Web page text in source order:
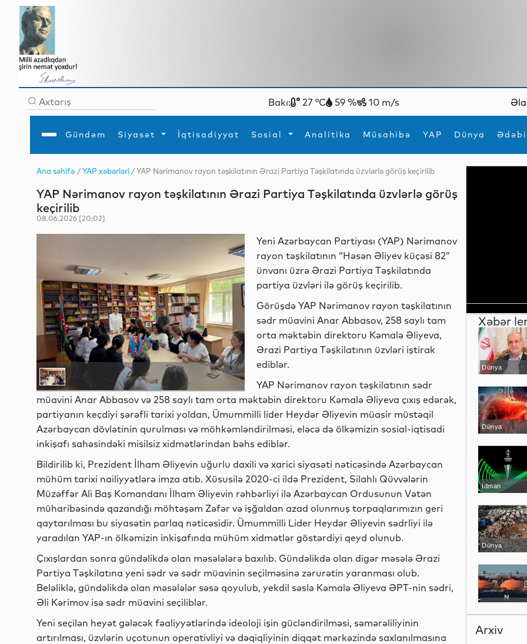
Bakı: 27 °C 59 % 10 m/s
Gündəm Siyasət İqtisadiyyat Sosial Analitika Müsahibə YAP Dünya
Gündəm
İqtisadiyyat
YAP
Analitika
Mədəniyyət
MEDİA
Xarici siyasətTurizm
Diaspor
İdmanYeni texnologiyalar
Ana səhifə /YAP xəbərləri / YAP Nərimanov rayon təşkilatının Ərazi Partiya Təşkilatında üzvlərlə görüş keçirilib
YAP Nərimanov rayon təşkilatının Ərazi Partiya Təşkilatında üzvlərlə görüş
keçirilib
08.06.2026 [20:02]
Yeni Azərbaycan Partiyası (YAP) Nərimanov
rayon təşkilatının “Həsən Əliyev küçəsi 82”
ünvanı üzrə Ərazi Partiya Təşkilatında
partiya üzvləri ilə görüş keçirilib.
Görüşdə YAP Nərimanov rayon təşkilatının
sədr müavini Anar Abbasov, 258 saylı tam
orta məktəbin direktoru Kəmalə Əliyeva,
Ərazi Partiya Təşkilatının üzvləri iştirak
ediblər.
YAP Nərimanov rayon təşkilatının sədr
müavini Anar Abbasov və 258 saylı tam orta məktəbin direktoru Kəmalə Əliyeva çıxış edərək,
partiyanın keçdiyi şərəfli tarixi yoldan, Ümummilli lider Heydər Əliyevin müasir müstəqil
Azərbaycan dövlətinin qurulması və möhkəmləndirilməsi, eləcə də ölkəmizin sosial-iqtisadi
inkişafı sahəsindəki misilsiz xidmətlərindən bəhs ediblər.
Bildirilib ki, Prezident İlham Əliyevin uğurlu daxili və xarici siyasəti nəticəsində Azərbaycan
mühüm tarixi nailiyyətlərə imza atıb. Xüsusilə 2020-ci ildə Prezident, Silahlı Qüvvələrin
Müzəffər Ali Baş Komandanı İlham Əliyevin rəhbərliyi ilə Azərbaycan Ordusunun Vətən
müharibəsində qazandığı möhtəşəm Zəfər və işğaldan azad olunmuş torpaqlarımızın geri
qaytarılması bu siyasətin parlaq nəticəsidir. Ümummilli Lider Heydər Əliyevin sədrliyi ilə
yaradılan YAP-ın ölkəmizin inkişafında mühüm xidmətlər göstərdiyi qeyd olunub.
Çıxışlardan sonra gündəlikdə olan məsələlərə baxılıb. Gündəlikdə olan digər məsələ Ərazi
Partiya Təşkilatına yeni sədr və sədr müavinin seçilməsinə zərurətin yaranması olub.
Beləliklə, gündəlikdə olan məsələlər səsə qoyulub, yekdil səslə Kəmalə Əliyeva ƏPT-nin sədri,
Əli Kərimov isə sədr müavini seçiliblər.
Yeni seçilən heyət gələcək fəaliyyətlərində ideoloji işin gücləndirilməsi, səmərəliliyinin
artırılması, üzvlərin uçotunun operativliyi və dəqiqliyinin diqqət mərkəzində saxlanılmasına
Xəbər
Dünya
Dünya
İdman
Dünya
Dünya
Arxiv